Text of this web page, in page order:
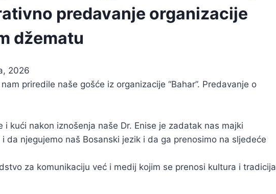
predavanje organizacije
džematu
2026
priredile naše gošće iz organizacije “Bahar”. Predavanje o
i kući nakon iznošenja naše Dr. Enise je zadatak nas majki
da njegujemo naš Bosanski jezik i da ga prenosimo na sljedeće
za komunikaciju već i medij kojim se prenosi kultura i tradicija